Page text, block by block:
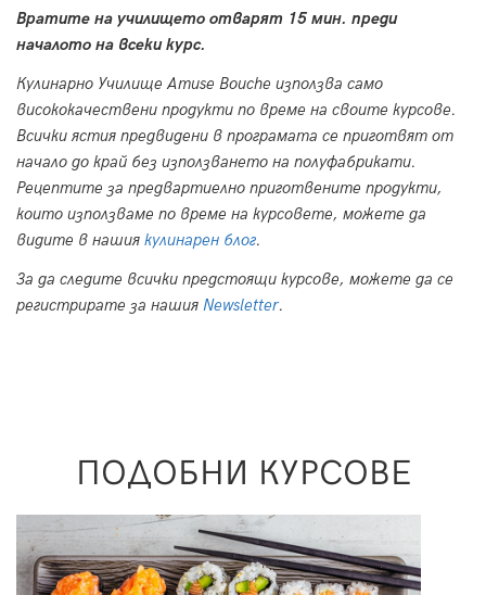
Вратите на училището отварят 15 мин. преди
началото на всеки курс.
Кулинарно Училище Amuse Bouche използва само
висококачествени продукти по време на своите курсове.
Всички ястия предвидени в програмата се приготвят от
начало до край без използването на полуфабрикати.
Рецептите за предвартиелно приготвените продукти,
които използваме по време на курсовете, можете да
видите в нашия кулинарен блог.
За да следите всички предстоящи курсове, можете да се
регистрирате за нашия Newsletter.
ПОДОБНИ КУРСОВЕ